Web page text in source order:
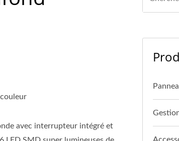
avec interrupteur intégré et